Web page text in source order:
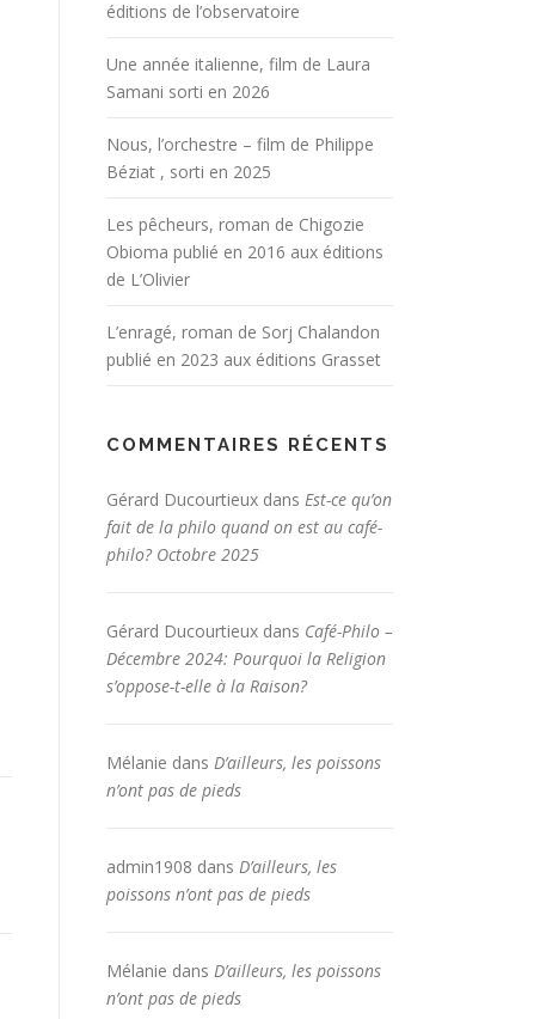
éditions de l’observatoire
Une année italienne, film de Laura
Samani sorti en 2026
Nous, l’orchestre – film de Philippe
Béziat , sorti en 2025
Les pêcheurs, roman de Chigozie
Obioma publié en 2016 aux éditions
de L’Olivier
L’enragé, roman de Sorj Chalandon
publié en 2023 aux éditions Grasset
COMMENTAIRES RÉCENTS
Gérard Ducourtieux dans Est-ce qu’on
fait de la philo quand on est au café-
philo? Octobre 2025
Gérard Ducourtieux dans Café-Philo –
Décembre 2024: Pourquoi la Religion
s’oppose-t-elle à la Raison?
Mélanie dans D’ailleurs, les poissons
n’ont pas de pieds
admin1908 dans D’ailleurs, les
poissons n’ont pas de pieds
Mélanie dans D’ailleurs, les poissons
n’ont pas de pieds